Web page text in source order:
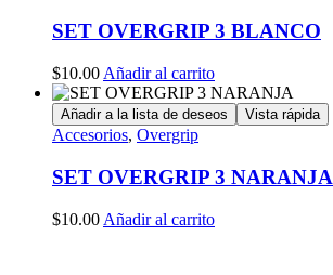
SET OVERGRIP 3 BLANCO
$10.00 Añadir al carrito
Añadir a la lista de deseos Vista rápida
Accesorios, Overgrip
SET OVERGRIP 3 NARANJA
$10.00 Añadir al carrito